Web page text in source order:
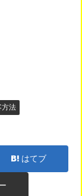
方法
はてブ